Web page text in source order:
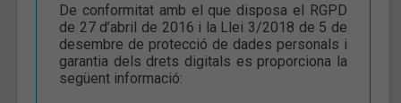
De conformitat amb el que disposa el RGPD
de 27 d’abril de 2016 i la Llei 3/2018 de 5 de
desembre de protecció de dades personals i
garantia dels drets digitals es proporciona la
següent informació: